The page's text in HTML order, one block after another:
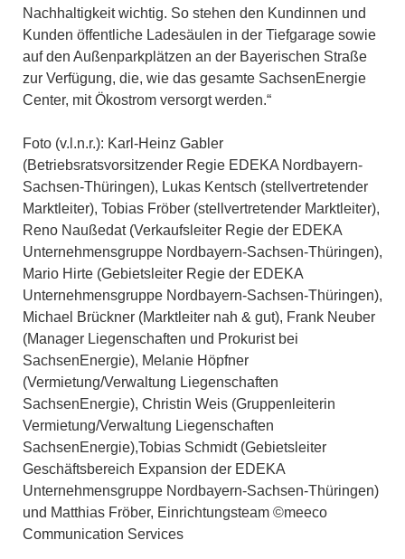
Nachhaltigkeit wichtig. So stehen den Kundinnen und
Kunden öffentliche Ladesäulen in der Tiefgarage sowie
auf den Außenparkplätzen an der Bayerischen Straße
zur Verfügung, die, wie das gesamte SachsenEnergie
Center, mit Ökostrom versorgt werden.“
Foto (v.l.n.r.): Karl-Heinz Gabler
(Betriebsratsvorsitzender Regie EDEKA Nordbayern-
Sachsen-Thüringen), Lukas Kentsch (stellvertretender
Marktleiter), Tobias Fröber (stellvertretender Marktleiter),
Reno Naußedat (Verkaufsleiter Regie der EDEKA
Unternehmensgruppe Nordbayern-Sachsen-Thüringen),
Mario Hirte (Gebietsleiter Regie der EDEKA
Unternehmensgruppe Nordbayern-Sachsen-Thüringen),
Michael Brückner (Marktleiter nah & gut), Frank Neuber
(Manager Liegenschaften und Prokurist bei
SachsenEnergie), Melanie Höpfner
(Vermietung/Verwaltung Liegenschaften
SachsenEnergie), Christin Weis (Gruppenleiterin
Vermietung/Verwaltung Liegenschaften
SachsenEnergie),Tobias Schmidt (Gebietsleiter
Geschäftsbereich Expansion der EDEKA
Unternehmensgruppe Nordbayern-Sachsen-Thüringen)
und Matthias Fröber, Einrichtungsteam ©meeco
Communication Services